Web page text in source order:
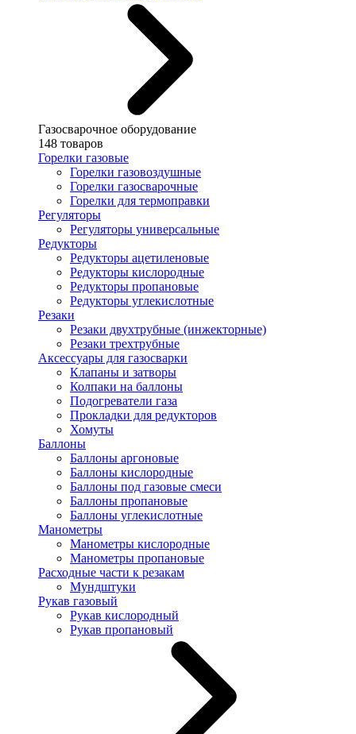
Газосварочное оборудование
148 товаров
Горелки газовые
Горелки газовоздушные
Горелки газосварочные
Горелки для термоправки
Регуляторы
Регуляторы универсальные
Редукторы
Редукторы ацетиленовые
Редукторы кислородные
Редукторы пропановые
Редукторы углекислотные
Резаки
Резаки двухтрубные (инжекторные)
Резаки трехтрубные
Аксессуары для газосварки
Клапаны и затворы
Колпаки на баллоны
Подогреватели газа
Прокладки для редукторов
Хомуты
Баллоны
Баллоны аргоновые
Баллоны кислородные
Баллоны под газовые смеси
Баллоны пропановые
Баллоны углекислотные
Манометры
Манометры кислородные
Манометры пропановые
Расходные части к резакам
Мундштуки
Рукав газовый
Рукав кислородный
Рукав пропановый